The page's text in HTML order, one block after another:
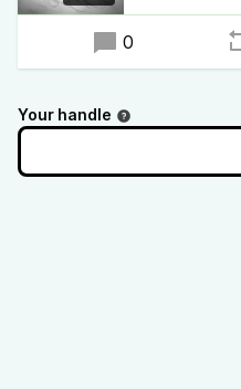
Also los, reinhören.
0
Your handle